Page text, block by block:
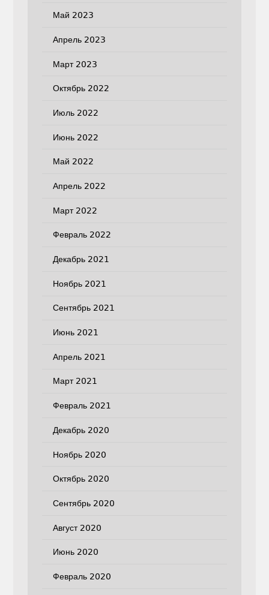
Май 2023
Апрель 2023
Март 2023
Октябрь 2022
Июль 2022
Июнь 2022
Май 2022
Апрель 2022
Март 2022
Февраль 2022
Декабрь 2021
Ноябрь 2021
Сентябрь 2021
Июнь 2021
Апрель 2021
Март 2021
Февраль 2021
Декабрь 2020
Ноябрь 2020
Октябрь 2020
Сентябрь 2020
Август 2020
Июнь 2020
Февраль 2020